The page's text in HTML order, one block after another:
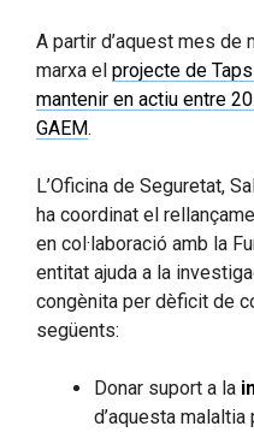
A partir d’aquest mes de
marxa el projecte de
mantenir en actiu entre
GAEM.
L’Oficina de Seguretat,
ha coordinat el
en col·laboració amb la
entitat ajuda a la
congènita per dèficit de
següents:
Donar suport a la
d’aquesta